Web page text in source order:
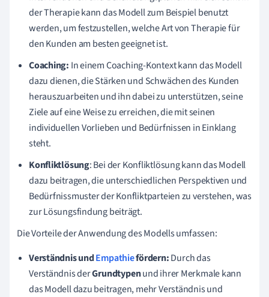
der Therapie kann das Modell zum Beispiel benutzt
werden, um festzustellen, welche Art von Therapie für
den Kunden am besten geeignet ist.
Coaching: In einem Coaching-Kontext kann das Modell
dazu dienen, die Stärken und Schwächen des Kunden
herauszuarbeiten und ihn dabei zu unterstützen, seine
Ziele auf eine Weise zu erreichen, die mit seinen
individuellen Vorlieben und Bedürfnissen in Einklang
steht.
Konfliktlösung: Bei der Konfliktlösung kann das Modell
dazu beitragen, die unterschiedlichen Perspektiven und
Bedürfnissmuster der Konfliktparteien zu verstehen, was
zur Lösungsfindung beiträgt.
Die Vorteile der Anwendung des Modells umfassen:
Verständnis undEmpathiefördern:Durch das
Verständnis derGrundtypenund ihrer Merkmale kann
das Modell dazu beitragen, mehr Verständnis und